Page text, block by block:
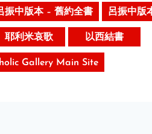
振中版本 – 舊約全書 呂振中版
耶利米哀歌 以西結書
Gallery Main Site